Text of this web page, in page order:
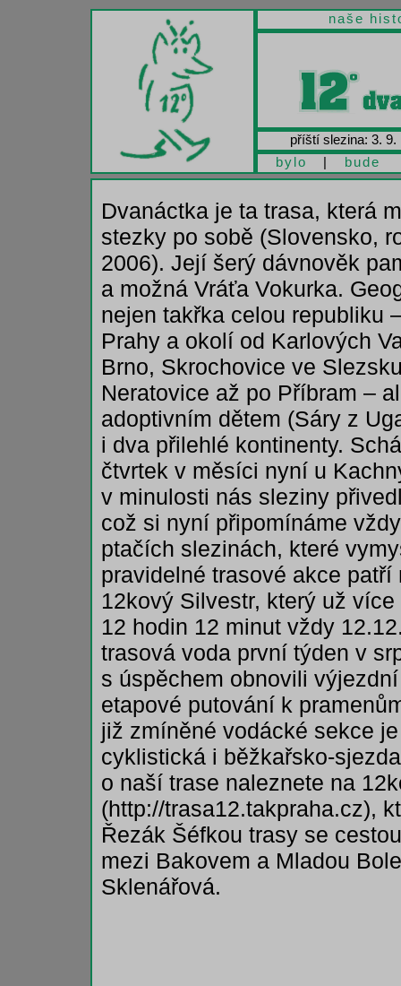
naše
příští slezina: 3. 9.
bylo | bude
Dvanáctka je ta trasa, která
stezky po sobě (Slovensko,
2006). Její šerý dávnověk
a možná Vráťa Vokurka.
nejen takřka celou republiku
Prahy a okolí od Karlových
Brno, Skrochovice ve
Neratovice až po Příbram –
adoptivním dětem (Sáry z
i dva přilehlé kontinenty.
čtvrtek v měsíci nyní u
v minulosti nás sleziny
což si nyní připomínáme
ptačích slezinách, které
pravidelné trasové akce
12kový Silvestr, který už
12 hodin 12 minut vždy
trasová voda první týden v
s úspěchem obnovili
etapové putování k
již zmíněné vodácké sekce
cyklistická i běžkařsko-
o naší trase naleznete na
(http://trasa12.takpraha.cz),
Řezák Šéfkou trasy se
mezi Bakovem a Mladou
Sklenářová.